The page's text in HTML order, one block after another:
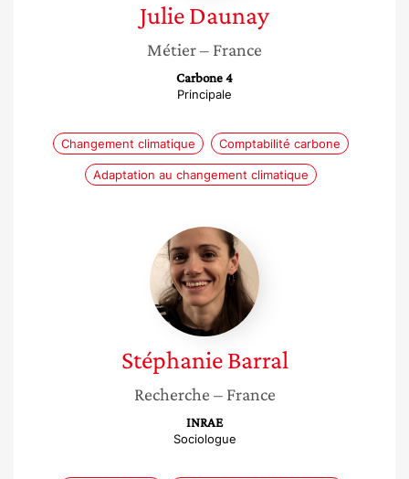
JulieDaunay
Métier– France
Carbone 4
Principale
Changement climatique Comptabilité carbone
Adaptation au changement climatique
Stéphanie
Barral
Stéphanie Barral
Recherche – France
INRAE
Sociologue